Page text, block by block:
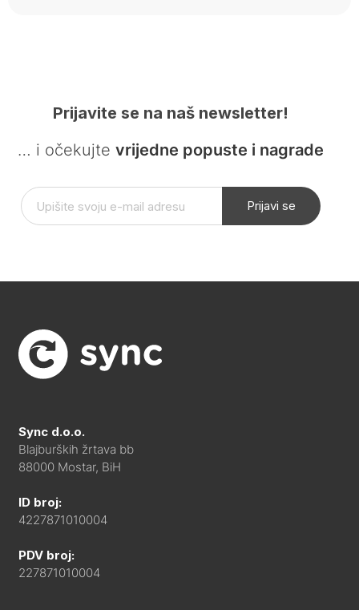
Prijavite se na naš newsletter!
… i očekujte vrijedne popuste i nagrade
Prijavi se
Sync d.o.o.
Blajburških žrtava bb
88000 Mostar, BiH
ID broj:
4227871010004
PDV broj:
227871010004